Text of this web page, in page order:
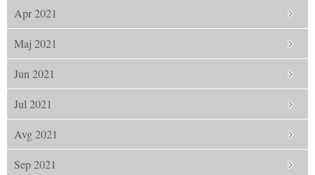
Apr 2021
Maj 2021
Jun 2021
Jul 2021
Avg 2021
Sep 2021